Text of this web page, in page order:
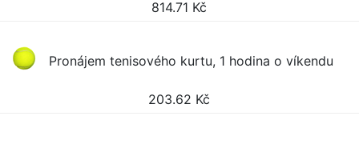
814.71 Kč
Pronájem tenisového kurtu, 1 hodina o víkendu
203.62 Kč